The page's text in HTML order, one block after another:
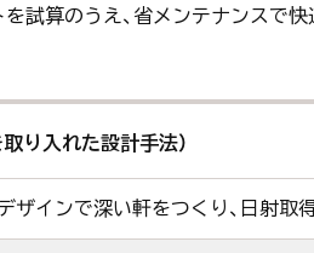
試算のうえ、省メンテナンスで
り入れた設計手法）
ザインで深い軒をつくり、日射取